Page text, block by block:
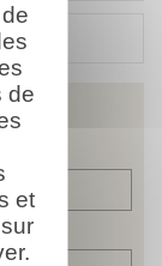
de
et